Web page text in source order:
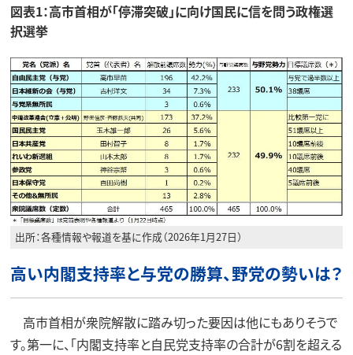
図表1：高市首相が「停滞突破」に向け国民に信を問う政権選
択選挙
出所：各種情報や報道を基に作成（2026年1月27日）
高い内閣支持率と与党の勝算、野党の勢いは？
高市首相が衆院解散に踏み切った要因は他にもありそうで
す。第一に、「内閣支持率と自民党支持率の合計が6割を超える